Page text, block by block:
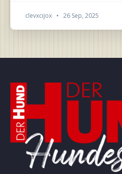
clevxcijox • 26 Sep, 2025